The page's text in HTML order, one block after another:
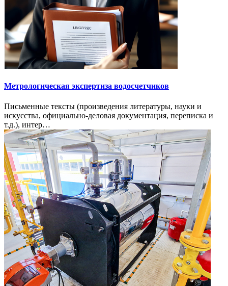
Метрологическая экспертиза водосчетчиков
Письменные тексты (произведения литературы, науки и
искусства, официально-деловая документация, переписка и
т.д.), интер…